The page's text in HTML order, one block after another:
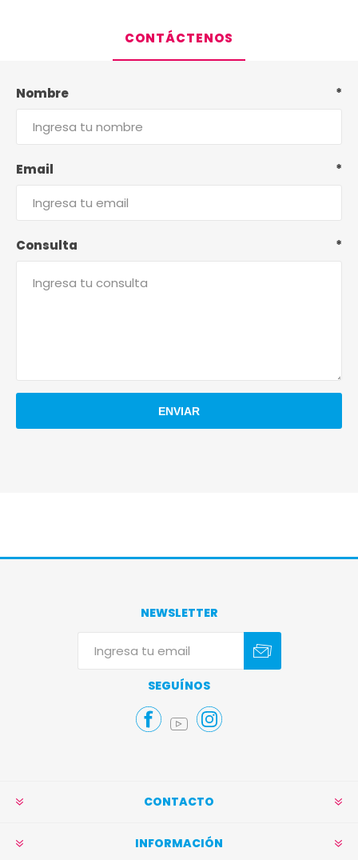
CONTÁCTENOS
Nombre *
Email *
Consulta *
NEWSLETTER
SEGUÍNOS
CONTACTO
INFORMACIÓN